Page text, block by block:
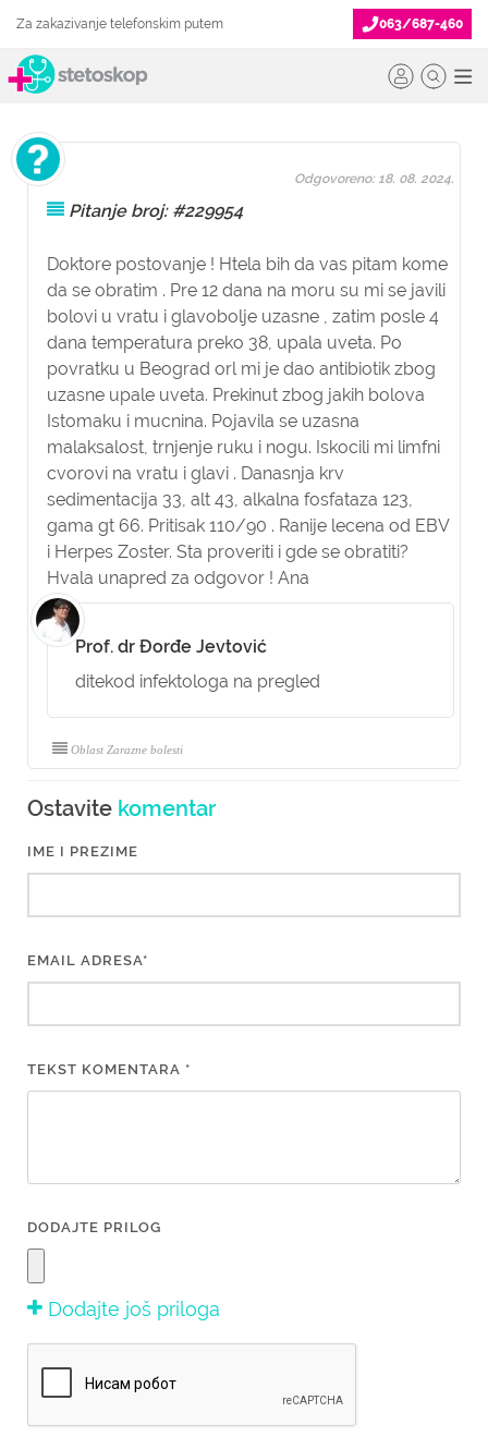
Za zakazivanje telefonskim putem 063/687-460
Pitanje broj: #229954
Doktore postovanje ! Htela bih da vas pitam kome
da se obratim . Pre 12 dana na moru su mi se javili
bolovi u vratu i glavobolje uzasne , zatim posle 4
dana temperatura preko 38, upala uveta. Po
povratku u Beograd orl mi je dao antibiotik zbog
uzasne upale uveta. Prekinut zbog jakih bolova
Istomaku i mucnina. Pojavila se uzasna
malaksalost, trnjenje ruku i nogu. Iskocili mi limfni
cvorovi na vratu i glavi . Danasnja krv
sedimentacija 33, alt 43, alkalna fosfataza 123,
gama gt 66. Pritisak 110/90 . Ranije lecena od EBV
i Herpes Zoster. Sta proveriti i gde se obratiti?
Hvala unapred za odgovor ! Ana
Odgovoreno: 18. 08. 2024.
Prof. dr Đorđe Jevtović
ditekod infektologa na pregled
Oblast Zarazne bolesti
Ostavite komentar
IME I PREZIME
EMAIL ADRESA*
TEKST KOMENTARA *
DODAJTE PRILOG
Dodajte još priloga